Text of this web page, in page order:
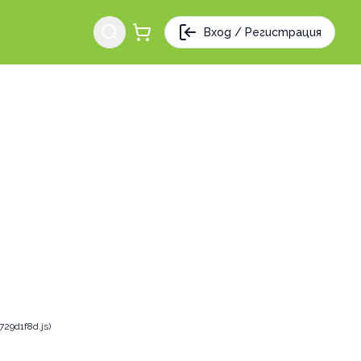
Вход / Регистрация